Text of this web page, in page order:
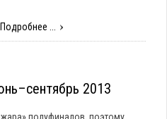
Подробнее ...
2013